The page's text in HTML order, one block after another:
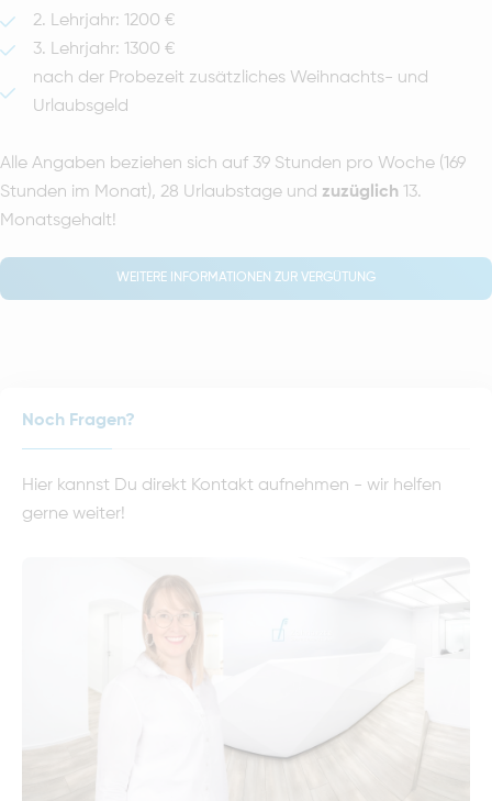
2. Lehrjahr: 1200 €
3. Lehrjahr: 1300 €
nach der Probezeit zusätzliches Weihnachts- und
Urlaubsgeld
Alle Angaben beziehen sich auf 39 Stunden pro Woche (169
Stunden im Monat), 28 Urlaubstage und zuzüglich 13.
Monatsgehalt!
WEITERE INFORMATIONEN ZUR VERGÜTUNG
Noch Fragen?
Hier kannst Du direkt Kontakt aufnehmen - wir helfen
gerne weiter!